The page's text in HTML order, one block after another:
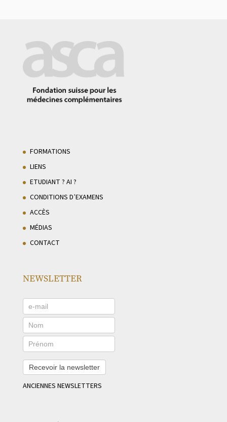
FORMATIONS
LIENS
ETUDIANT ? AI ?
CONDITIONS D’EXAMENS
ACCÈS
MÉDIAS
CONTACT
NEWSLETTER
Recevoir la newsletter
ANCIENNES NEWSLETTERS